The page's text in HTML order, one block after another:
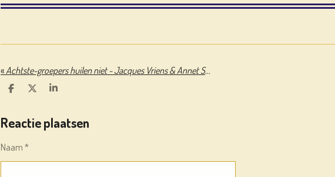
« Achtste-groepers huilen niet - Jacques Vriens & Annet Schaap
D
E
N
D
L
S
R
E
Reactie plaatsen
Naam *